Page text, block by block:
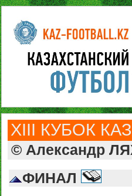
ХIII КУБОК
© Александр
ФИНАЛ